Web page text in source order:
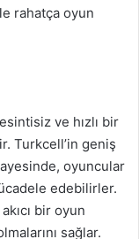
rahatça oyun
ve hızlı bir
Turkcell’in geniş
oyuncular
edebilirler.
bir oyun
sağlar.